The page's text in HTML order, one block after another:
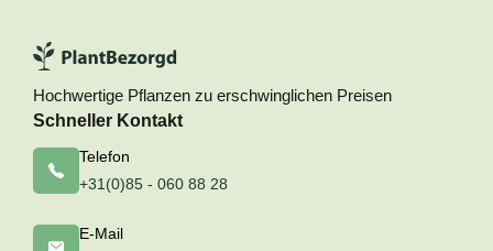
Hochwertige Pflanzen zu erschwinglichen Preisen
Schneller Kontakt
Telefon
+31(0)85 - 060 88 28
E-Mail